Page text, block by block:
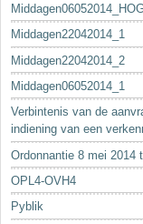
Middagen22042014_1
Middagen22042014_2
Middagen06052014_1
Verbintenis van de
indiening van een
Ordonnantie 8 mei 2014
OPL4-OVH4
Pyblik